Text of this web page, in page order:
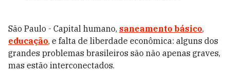
São Paulo - Capital humano, saneamento básico,
educação, e falta de liberdade econômica: alguns dos
grandes problemas brasileiros são não apenas graves,
mas estão interconectados.